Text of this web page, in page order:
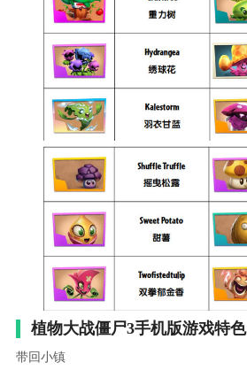
植物大战僵尸3手机版游戏特色
带回小镇